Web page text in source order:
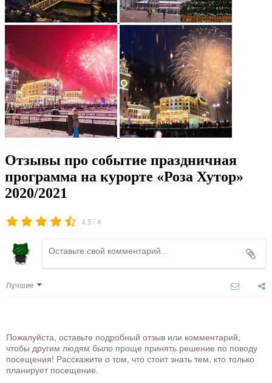
Отзывы про событие праздничная
программа на курорте «Роза Хутор»
2020/2021
4.5 /4
Лучшие
Пожалуйста, оставьте подробный отзыв или комментарий,
чтобы другим людям было проще принять решение по поводу
посещения! Расскажите о том, что стоит знать тем, кто только
планирует посещение.